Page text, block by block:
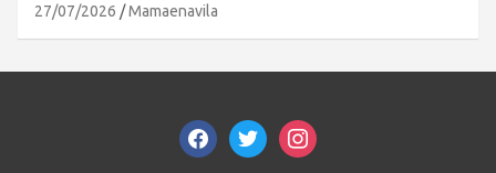
27/07/2026 Mamaenavila
facebooktwitterinstagram